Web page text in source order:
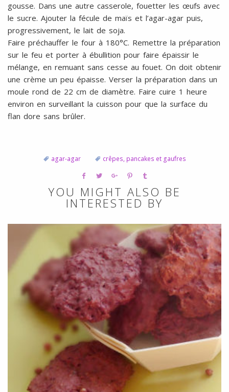
gousse. Dans une autre casserole, fouetter les œufs avec
le sucre. Ajouter la fécule de maïs et l’agar-agar puis,
progressivement, le lait de soja.
Faire préchauffer le four à 180°C. Remettre la préparation
sur le feu et porter à ébullition pour faire épaissir le
mélange, en remuant sans cesse au fouet. On doit obtenir
une crème un peu épaisse. Verser la préparation dans un
moule rond de 22 cm de diamètre. Faire cuire 1 heure
environ en surveillant la cuisson pour que la surface du
flan dore sans brûler.
agar-agar crêpes, pancakes et gaufres
YOU MIGHT ALSO BE
INTERESTED BY